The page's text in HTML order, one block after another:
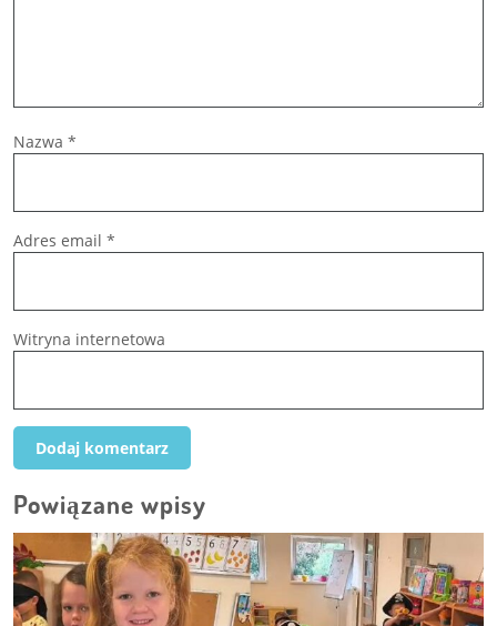
Nazwa *
Adres email *
Witryna internetowa
Powiązane wpisy